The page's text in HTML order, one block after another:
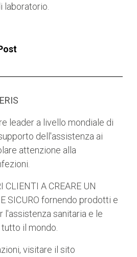
laboratorio.
leader a livello mondiale di
dell'assistenza ai
attenzione alla
A CREARE UN
SICURO fornendo prodotti e
l'assistenza sanitaria e le
il mondo.
visitare il sito